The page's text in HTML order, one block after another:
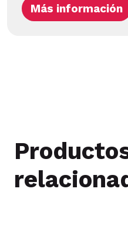
Más información